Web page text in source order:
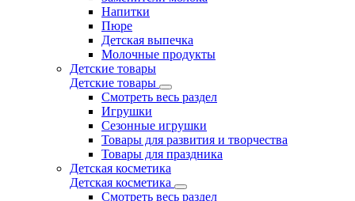
Напитки
Пюре
Детская выпечка
Молочные продукты
Детские товары
Детские товары
Смотреть весь раздел
Игрушки
Сезонные игрушки
Товары для развития и творчества
Товары для праздника
Детская косметика
Детская косметика
Смотреть весь раздел